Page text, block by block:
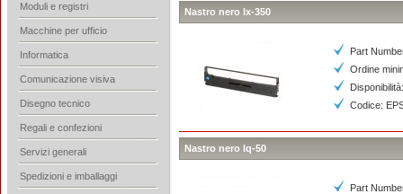
Nastro nero lx-350
Part
Ordine
Codice:
Nastro nero lq-50
Part
Moduli e registri
Macchine per ufficio
Informatica
Comunicazione visiva
Disegno tecnico
Regali e confezioni
Servizi generali
Spedizioni e imballaggi